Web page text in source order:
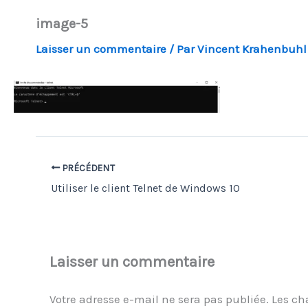
image-5
Laisser un commentaire / ParVincent Krahenbuhl
PRÉCÉDENT
Utiliser le client Telnet de Windows 10
Laisser un commentaire
Votre adresse e-mail ne sera pas publiée. Les